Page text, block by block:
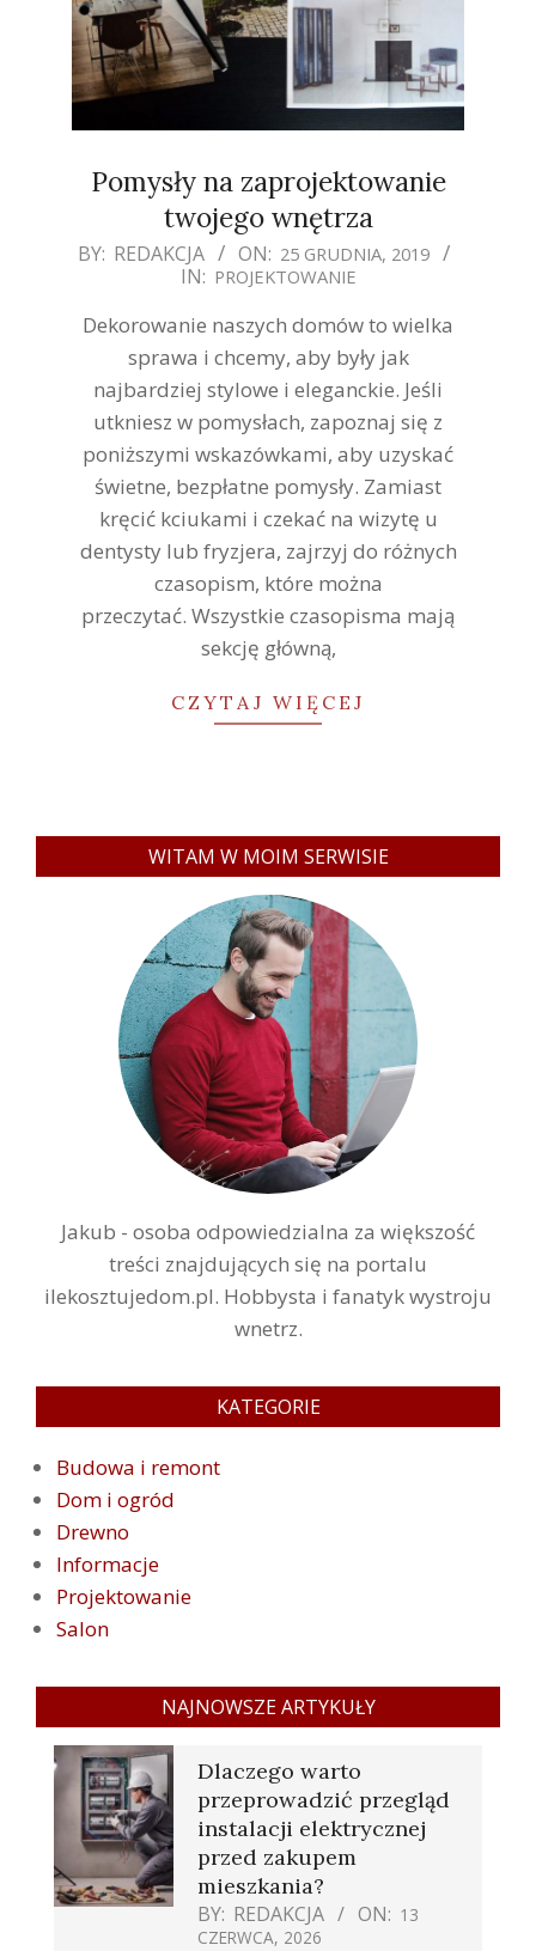
Pomysły na zaprojektowanie
twojego wnętrza
2019-
25
BY: REDAKCJA ON: 25 GRUDNIA, 2019
IN: PROJEKTOWANIE
Dekorowanie naszych domów to wielka
sprawa i chcemy, aby były jak
najbardziej stylowe i eleganckie. Jeśli
utkniesz w pomysłach, zapoznaj się z
poniższymi wskazówkami, aby uzyskać
świetne, bezpłatne pomysły. Zamiast
kręcić kciukami i czekać na wizytę u
dentysty lub fryzjera, zajrzyj do różnych
czasopism, które można
przeczytać. Wszystkie czasopisma mają
sekcję główną,
CZYTAJ WIĘCEJ
WITAM W MOIM SERWISIE
Jakub - osoba odpowiedzialna za większość
treści znajdujących się na portalu
ilekosztujedom.pl. Hobbysta i fanatyk wystroju
wnetrz.
KATEGORIE
Budowa i remont
Dom i ogród
Drewno
Informacje
Projektowanie
Salon
NAJNOWSZE ARTYKUŁY
Dlaczego warto
przeprowadzić przegląd
instalacji elektrycznej
przed zakupem
mieszkania?
BY: REDAKCJA ON: 13
CZERWCA, 2026